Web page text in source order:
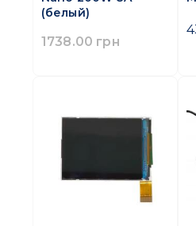
(белый)
1738.00 грн